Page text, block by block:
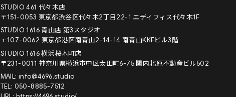
STUDIO 461 代々木店
〒151-0053 東京都渋谷区代々木2丁目22-1 エディフィス代々木1F
STUDIO 1616 青山店 第3スタジオ
〒107-0062 東京都港区南青山2-14-14 南青山KKFビル3階
STUDIO 1616 横浜桜木町店
〒231-0011 神奈川県横浜市中区太田町6-75 関内北原不動産ビル502
MAIL: info@4696.studio
TEL: 050-8885-7512